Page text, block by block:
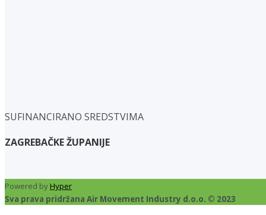
SUFINANCIRANO SREDSTVIMA
ZAGREBAČKE ŽUPANIJE
Powered byHyper
Sva prava pridržana Air Movement Industry d.o.o. © 2023